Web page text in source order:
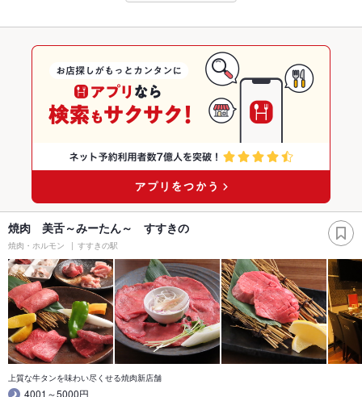
焼肉 美舌～みーたん～ すすきの
焼肉・ホルモン すすきの駅
上質な牛タンを味わい尽くせる焼肉新店舗
4001～5000円